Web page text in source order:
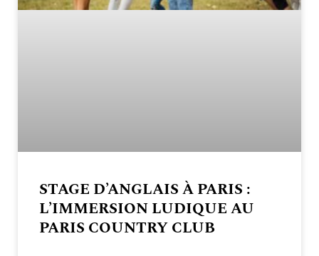
STAGE D’ANGLAIS À PARIS :
L’IMMERSION LUDIQUE AU
PARIS COUNTRY CLUB